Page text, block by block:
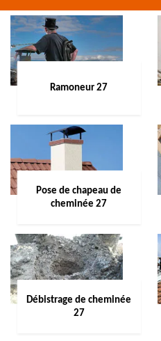
Ramoneur 27
Pose de chapeau de
cheminée 27
Débistrage de cheminée
27